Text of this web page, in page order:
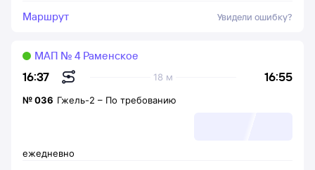
Маршрут Увидели ошибку?
16:37 16:55
18 м
МАП № 4 Раменское
ежедневно
№036 Гжель-2 – По требованию